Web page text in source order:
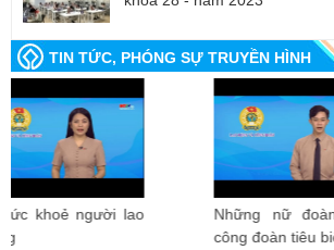
TIN TỨC, PHÓNG SỰ TRUYỀN HÌNH
Những nữ đoàn viên
Sôi nổi thi
sản xuất